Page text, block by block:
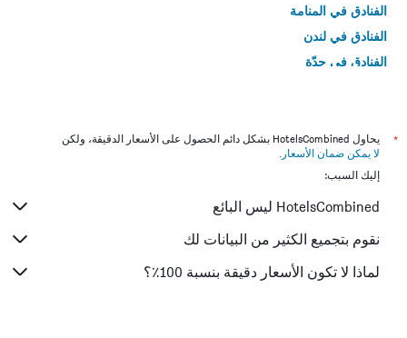
الفنادق في المنامة
الفنادق في لندن
الفنادق في جدّة
*
يحاول HotelsCombined بشكل دائم الحصول على الأسعار الدقيقة، ولكن
لا يمكن ضمان الأسعار .
إليك السبب:
HotelsCombined ليس البائع
نقوم بتجميع الكثير من البيانات لك
لماذا لا تكون الأسعار دقيقة بنسبة 100٪؟